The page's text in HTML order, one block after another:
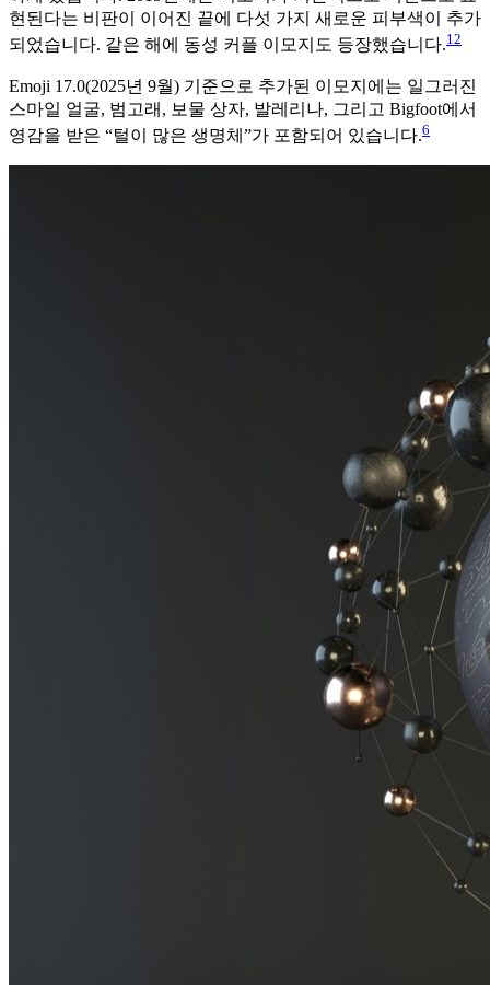
현된다는 비판이 이어진 끝에 다섯 가지 새로운 피부색이 추가
되었습니다. 같은 해에 동성 커플 이모지도 등장했습니다.12
Emoji 17.0(2025년 9월) 기준으로 추가된 이모지에는 일그러진
스마일 얼굴, 범고래, 보물 상자, 발레리나, 그리고 Bigfoot에서
영감을 받은 “털이 많은 생명체”가 포함되어 있습니다.6